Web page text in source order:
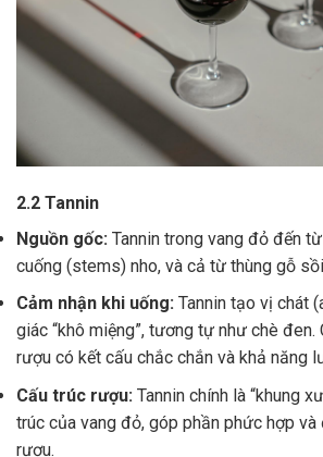
2.2 Tannin
Nguồn gốc: Tannin trong vang đỏ đến
cuống (stems) nho, và cả từ thùng gỗ
Cảm nhận khi uống: Tannin tạo vị chát
giác “khô miệng”, tương tự như chè đen.
rượu có kết cấu chắc chắn và khả năng
Cấu trúc rượu: Tannin chính là “khung
trúc của vang đỏ, góp phần phức hợp
rượu.